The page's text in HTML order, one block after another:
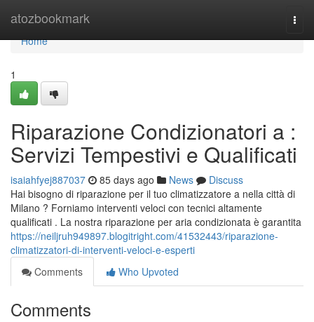
atozbookmark
Home
Home
1
Riparazione Condizionatori a :
Servizi Tempestivi e Qualificati
isaiahfyej887037 85 days ago News
Discuss
Hai bisogno di riparazione per il tuo climatizzatore a nella città di
Milano ? Forniamo interventi veloci con tecnici altamente
qualificati . La nostra riparazione per aria condizionata è garantita
https://neiljruh949897.blogitright.com/41532443/riparazione-
climatizzatori-di-interventi-veloci-e-esperti
Comments
Who Upvoted
Comments